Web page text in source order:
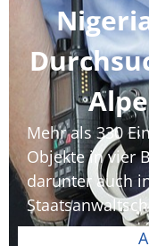
Mehr als 330
Objekte in vier
darunter auch